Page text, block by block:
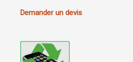
Demander un devis